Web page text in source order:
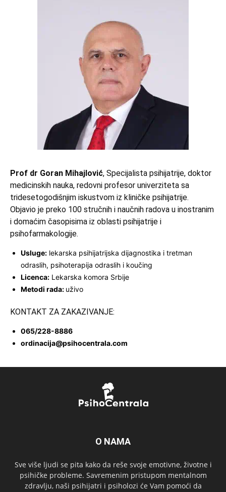
Prof dr Goran Mihajlović, Specijalista psihijatrije, doktor
medicinskih nauka, redovni profesor univerziteta sa
tridesetogodišnjim iskustvom iz kliničke psihijatrije.
Objavio je preko 100 stručnih i naučnih radova u inostranim
i domaćim časopisima iz oblasti psihijatrije i
psihofarmakologije.
Usluge: lekarska psihijatrijska dijagnostika i tretman
odraslih, psihoterapija odraslih i koučing
Licenca: Lekarska komora Srbije
Metodi rada: uživo
KONTAKT ZA ZAKAZIVANJE:
065/228-8886
ordinacija@psihocentrala.com
O NAMA
Sve više ljudi se pita kako da reše svoje emotivne, životne i
psihičke probleme. Savremenim pristupom mentalnom
zdravlju, naši psihijatri i psiholozi će Vam pomoći da